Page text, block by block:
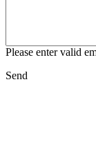
Please enter valid
Send